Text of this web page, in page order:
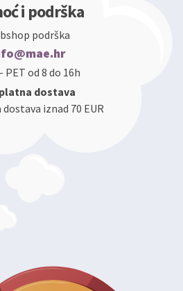
i podrška
podrška
PET od 8 do 16h
dostava
iznad 70 EUR